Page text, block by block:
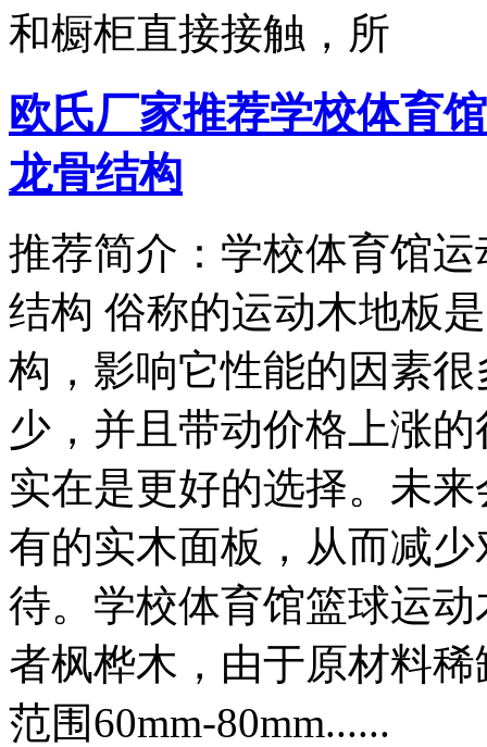
和橱柜直接接触，所
欧氏厂家推荐学校体育
龙骨结构
推荐简介：学校体育馆
结构 俗称的运动木地板
构，影响它性能的因素
少，并且带动价格上涨
实在是更好的选择。未
有的实木面板，从而减
待。学校体育馆篮球运
者枫桦木，由于原材料
范围60mm-80mm......